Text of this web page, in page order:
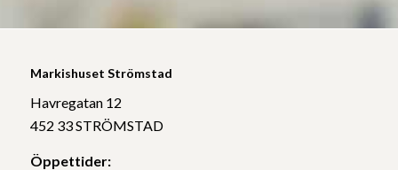
Markishuset Strömstad
Havregatan 12
452 33 STRÖMSTAD
Öppettider: